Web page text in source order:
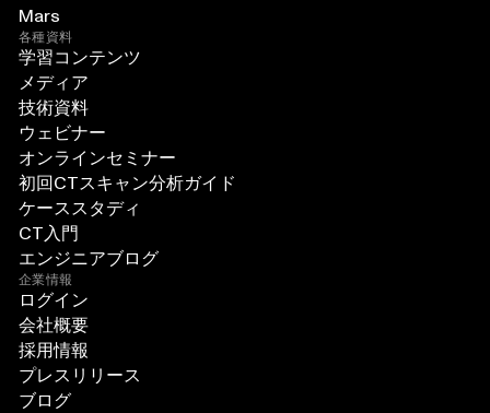
Mars
各種資料
学習コンテンツ
メディア
技術資料
ウェビナー
オンラインセミナー
初回CTスキャン分析ガイド
ケーススタディ
CT入門
エンジニアブログ
企業情報
ログイン
会社概要
採用情報
プレスリリース
ブログ